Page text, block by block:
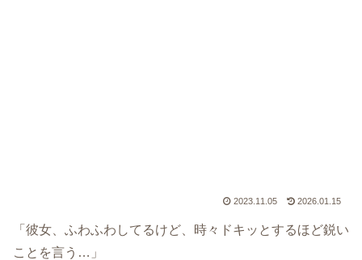
2023.11.05 2026.01.15
「彼女、ふわふわしてるけど、時々ドキッとするほど鋭い
ことを言う…」